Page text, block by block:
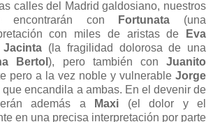
calles del Madrid galdosiano, nuestros
encontrarán con
Fortunata (una
con miles de aristas de
Eva
Jacinta (la fragilidad dolorosa de una
Bertol), pero también conJuanito
pero a la vez noble y vulnerable Jorge
que encandila a ambas. En el devenir de
además a
Maxi (el dolor y el
en una precisa interpretación por parte